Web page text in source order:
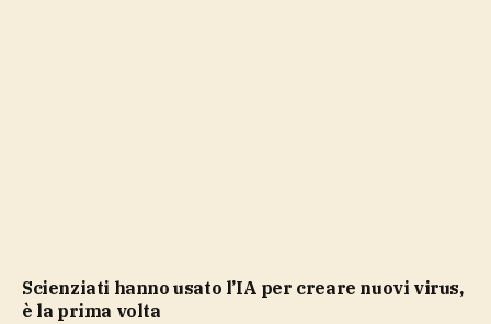
Scienziati hanno usato l’IA per creare nuovi virus,
è la prima volta